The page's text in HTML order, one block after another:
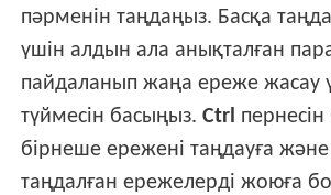
пәрменін таңдаңыз. Басқа
үшін алдын ала анықталған
пайдаланып жаңа ереже жасау
түймесін басыңыз.Ctrl
бірнеше ережені таңдауға
таңдалған ережелерді жоюға